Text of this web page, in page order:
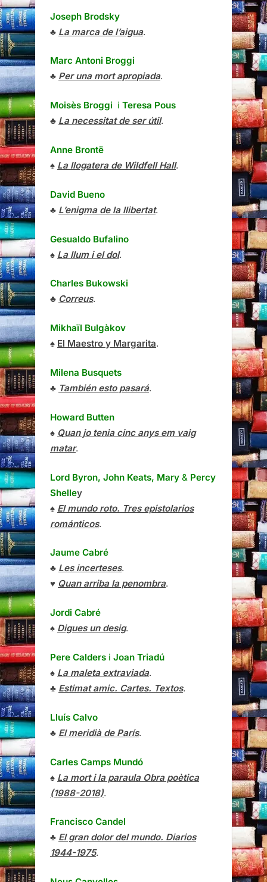
Joseph Brodsky
♣ La marca de l’aigua.
Marc Antoni Broggi
♣ Per una mort apropiada.
Moisès Broggi i Teresa Pous
♣ La necessitat de ser útil.
Anne Brontë
♠ La llogatera de Wildfell Hall.
David Bueno
♣ L’enigma de la llibertat.
Gesualdo Bufalino
♠ La llum i el dol.
Charles Bukowski
♣ Correus.
Mikhaïl Bulgàkov
♠ El Maestro y Margarita.
Milena Busquets
♣ También esto pasará.
Howard Butten
♠ Quan jo tenia cinc anys em vaig
matar.
Lord Byron, John Keats, Mary & Percy
Shelley
♠ El mundo roto. Tres epistolarios
románticos.
Jaume Cabré
♣ Les incerteses.
♥ Quan arriba la penombra.
Jordi Cabré
♠ Digues un desig.
Pere Calders i Joan Triadú
♠ La maleta extraviada.
♣ Estimat amic. Cartes. Textos.
Lluís Calvo
♣ El meridià de París.
Carles Camps Mundó
♠ La mort i la paraula Obra poètica
(1988-2018).
Francisco Candel
♣ El gran dolor del mundo. Diarios
1944-1975.